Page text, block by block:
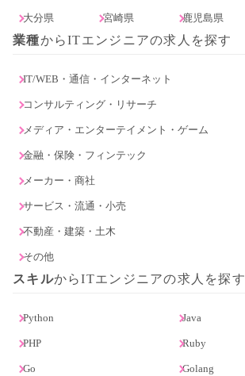
大分県 宮崎県 鹿児島県
業種からITエンジニアの求人を探す
IT/WEB・通信・インターネット
コンサルティング・リサーチ
メディア・エンターテイメント・ゲーム
金融・保険・フィンテック
メーカー・商社
サービス・流通・小売
不動産・建築・土木
その他
スキルからITエンジニアの求人を探す
Python Java
PHP Ruby
Go Golang